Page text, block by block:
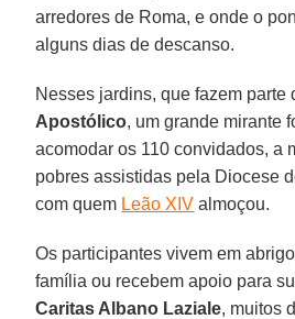
arredores de Roma, e onde o
alguns dias de descanso.
Nesses jardins, que fazem parte
Apostólico, um grande mirante
acomodar os 110 convidados, a
pobres assistidas pela Diocese
com quem Leão XIV almoçou.
Os participantes vivem em
família ou recebem apoio para
Caritas Albano Laziale, muitos